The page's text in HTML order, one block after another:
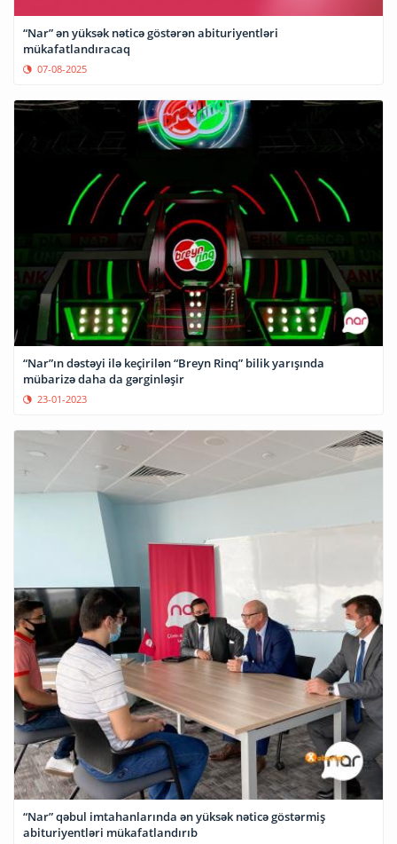
“Nar” ən yüksək nəticə göstərən abituriyentləri
mükafatlandıracaq
07-08-2025
“Nar”ın dəstəyi ilə keçirilən “Breyn Rinq” bilik yarışında
mübarizə daha da gərginləşir
23-01-2023
“Nar” qəbul imtahanlarında ən yüksək nəticə göstərmiş
abituriyentləri mükafatlandırıb